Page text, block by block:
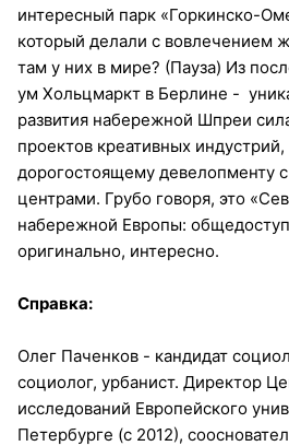
интересный парк «Горкинско-
который делали с вовлечением
там у них в мире? (Пауза) Из
ум Хольцмаркт в Берлине -
развития набережной Шпреи
проектов креативных индустрий,
дорогостоящему девелопменту
центрами. Грубо говоря, это
набережной Европы:
оригинально, интересно.
Справка:
Олег Паченков - кандидат
социолог, урбанист. Директор
исследований Европейского
Петербурге (с 2012),